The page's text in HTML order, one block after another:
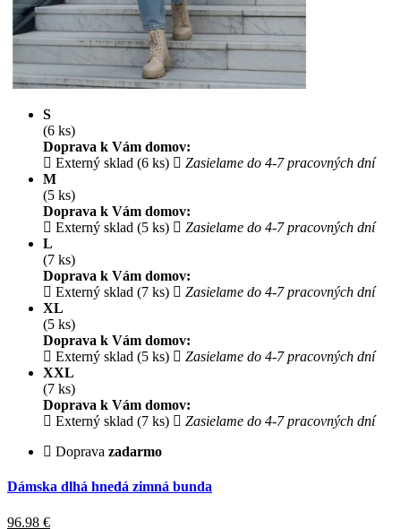
S
(6 ks)
Doprava k Vám domov:
Externý sklad (6 ks)
Zasielame do 4-7 pracovných dní
M
(5 ks)
Doprava k Vám domov:
Externý sklad (5 ks)
Zasielame do 4-7 pracovných dní
L
(7 ks)
Doprava k Vám domov:
Externý sklad (7 ks)
Zasielame do 4-7 pracovných dní
XL
(5 ks)
Doprava k Vám domov:
Externý sklad (5 ks)
Zasielame do 4-7 pracovných dní
XXL
(7 ks)
Doprava k Vám domov:
Externý sklad (7 ks)
Zasielame do 4-7 pracovných dní
Doprava zadarmo
Dámska dlhá hnedá zimná bunda
96.98 €